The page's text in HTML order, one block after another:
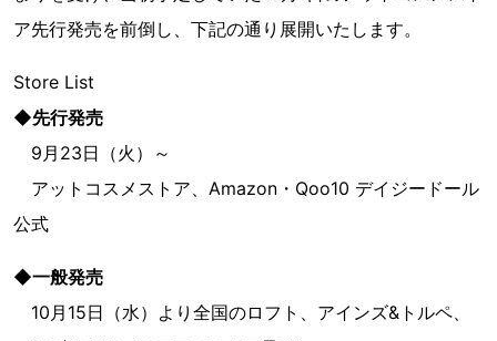
ア先行発売を前倒し、下記の通り展開いたします。
Store List
◆先行発売
9月23日（火）～
アットコスメストア、Amazon・Qoo10 デイジードール
公式
◆一般発売
10月15日（水）より全国のロフト、アインズ&トルペ、